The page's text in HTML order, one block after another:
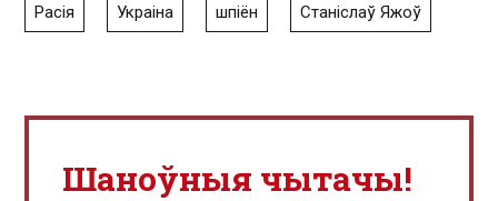
Расія Украіна шпіён Станіслаў Яжоў
Шаноўныя чытачы!